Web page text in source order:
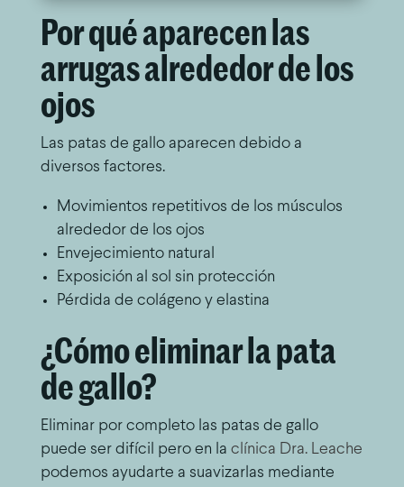
Por qué aparecen las
arrugas alrededor de los
ojos
Las patas de gallo aparecen debido a
diversos factores.
Movimientos repetitivos de los músculos
alrededor de los ojos
Envejecimiento natural
Exposición al sol sin protección
Pérdida de colágeno y elastina
¿Cómo eliminar la pata
de gallo?
Eliminar por completo las patas de gallo
puede ser difícil pero en la clínica Dra. Leache
podemos ayudarte a suavizarlas mediante